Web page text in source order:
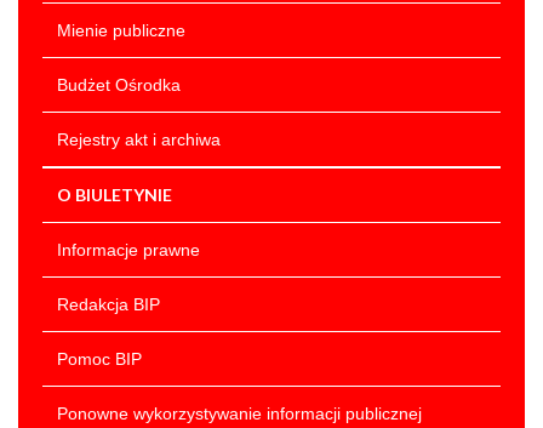
Oświadczenia
Oświadczenie
zgody na
danych
celów naboru
nabór na
wolne
stanowisko
głównego
księgowego
Mienie publiczne
Budżet Ośrodka
Rejestry akt i archiwa
O BIULETYNIE
Informacje prawne
Redakcja BIP
Pomoc BIP
Ponowne wykorzystywanie informacji publicznej